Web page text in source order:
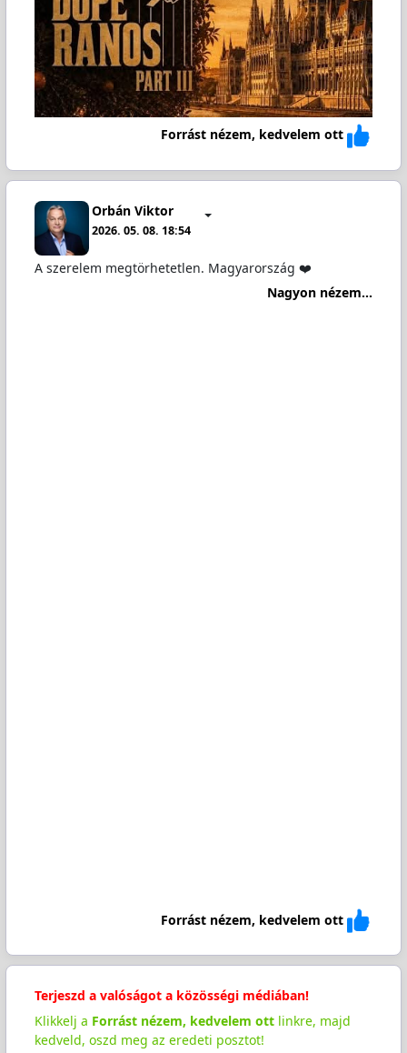
Forrást nézem, kedvelem ott
Orbán Viktor
2026. 05. 08. 18:54
A szerelem megtörhetetlen. Magyarország ❤️
Nagyon nézem...
Forrást nézem, kedvelem ott
Terjeszd a valóságot a közösségi médiában!
Klikkelj a Forrást nézem, kedvelem ottlinkre, majd
kedveld, oszd meg az eredeti posztot!